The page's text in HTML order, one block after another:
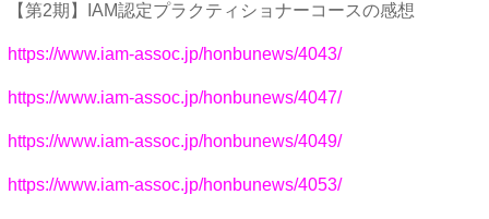
【第2期】IAM認定プラクティショナーコースの感想
https://www.iam-assoc.jp/honbunews/4043/
https://www.iam-assoc.jp/honbunews/4047/
https://www.iam-assoc.jp/honbunews/4049/
https://www.iam-assoc.jp/honbunews/4053/